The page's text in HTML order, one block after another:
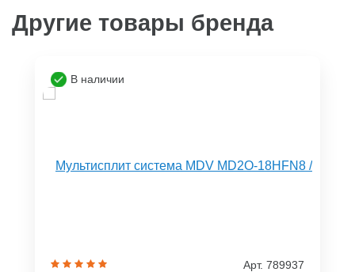
Другие товары бренда
В наличии
Арт. 789937